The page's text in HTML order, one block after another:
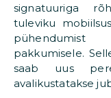
signatuuriga
tuleviku
pühendumist
pakkumisele.
saab uus
avalikustatakse